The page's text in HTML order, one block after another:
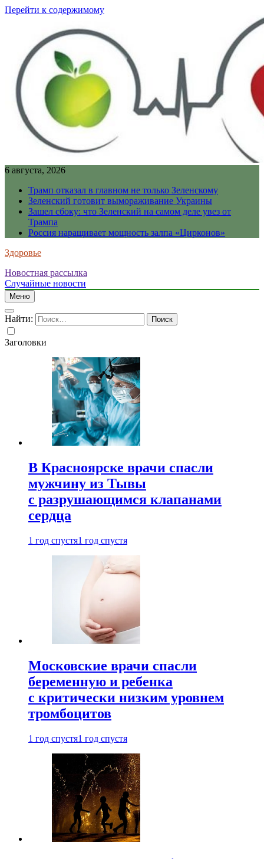
Перейти к содержимому
6 августа, 2026
Трамп отказал в главном не только Зеленскому
Зеленский готовит вымораживание Украины
Зашел сбоку: что Зеленский на самом деле увез от
Трампа
Россия наращивает мощность залпа «Цирконов»
Здоровье
Новостная рассылка
Случайные новости
Меню
Найти:
Заголовки
В Красноярске врачи спасли
мужчину из Тывы
с разрушающимся клапанами
сердца
1 год спустя1 год спустя
Московские врачи спасли
беременную и ребенка
с критически низким уровнем
тромбоцитов
1 год спустя1 год спустя